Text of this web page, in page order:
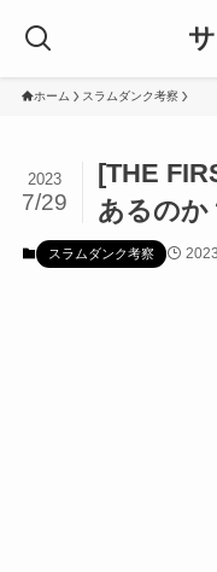
ホーム スラムダンク考察
[THE
あるのか
2023
7/29
スラムダンク考察